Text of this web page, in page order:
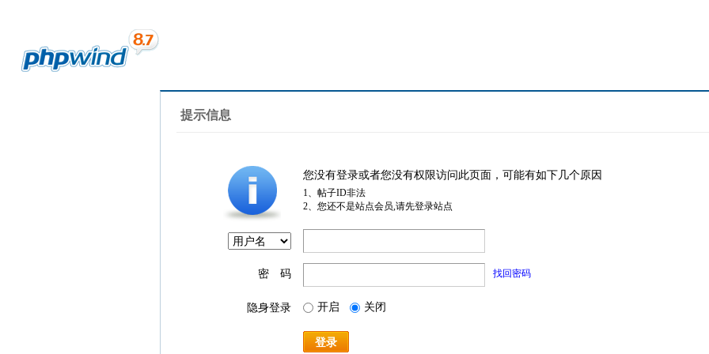
提示信息
您没有登录或者您没有权限访问此页面，可能有如下几个原因
1、帖子ID非法
2、您还不是站点会员,请先登录站点
密 码 找回密码
隐身登录 开启 关闭
登录